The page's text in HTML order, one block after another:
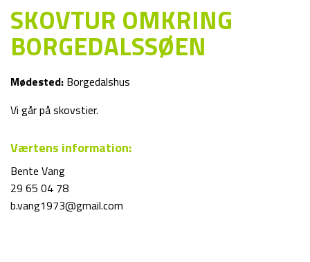
SKOVTUR OMKRING
BORGEDALSSØEN
Mødested: Borgedalshus
Vi går på skovstier.
Værtens information:
Bente Vang
29 65 04 78
b.vang1973@gmail.com